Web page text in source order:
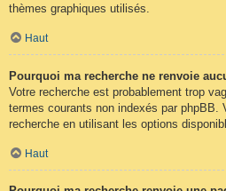
thèmes graphiques utilisés.
Haut
Pourquoi ma recherche ne renvoie
Votre recherche est probablement trop
termes courants non indexés par phpBB.
recherche en utilisant les options
Haut